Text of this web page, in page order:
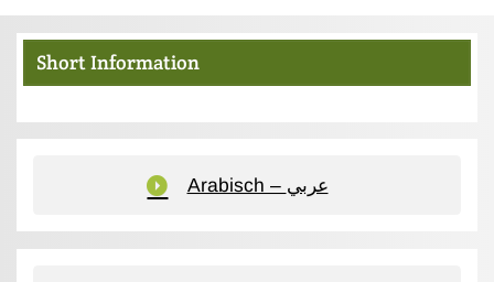
Short Information
Arabisch – عربي